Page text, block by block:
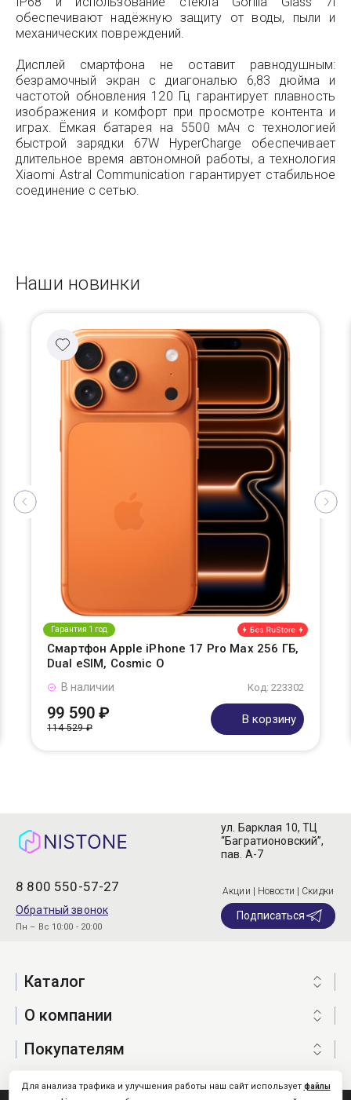
обеспечивают надёжную защиту от воды, пыли и
механических повреждений.
Дисплей смартфона не оставит равнодушным:
безрамочный экран с диагональю 6,83 дюйма и
частотой обновления 120 Гц гарантирует плавность
изображения и комфорт при просмотре контента и
играх. Ёмкая батарея на 5500 мАч с технологией
быстрой зарядки 67W HyperCharge обеспечивает
длительное время автономной работы, а технология
Xiaomi Astral Communication гарантирует стабильное
соединение с сетью.
Наши новинки
Гарантия 1 год
Смартфон Apple iPhone 17 Pro Max 256 ГБ,
Dual eSIM, Cosmic O
Код: 223302
В наличии
99 590 ₽
114 529 ₽
В корзину
8 800 550-57-27
Обратный звонок
Пн – Вс 10:00 - 20:00
ул. Барклая 10, ТЦ
“Багратионовский”,
пав. А-7
Акции | Новости | Скидки
Подписаться
Каталог
О компании
Покупателям
Для анализа трафика и улучшения работы наш сайт использует файлы